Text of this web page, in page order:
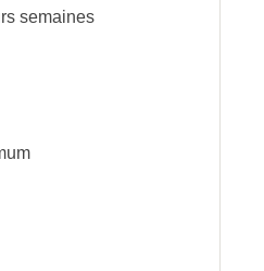
semaines